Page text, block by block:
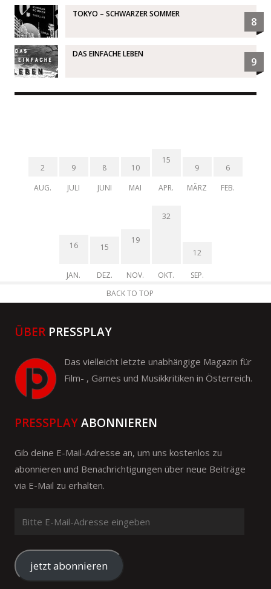
TOKYO – SCHWARZER SOMMER
8
DAS EINFACHE LEBEN
9
2
AUG.
9
JULI
8
JUNI
10
MAI
15
APR.
9
MÄRZ
6
FEB.
16
JAN.
15
DEZ.
19
NOV.
32
OKT.
12
SEP.
BACK TO TOP
ÜBER PRESSPLAY
Das vielleicht letzte unabhängige Magazin für
Film- , Games und Musikkritiken in Österreich.
PRESSPLAYABONNIEREN
Gib deine E-Mail-Adresse an, um uns kostenlos zu
abonnieren und Benachrichtigungen über neue Beiträge
via E-Mail zu erhalten.
Mail-
Adresse
eingeben
jetzt abonnieren